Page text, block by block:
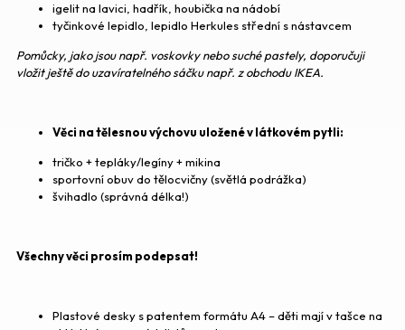
igelit na lavici, hadřík, houbička na nádobí
tyčinkové lepidlo, lepidlo Herkules střední s nástavcem
Pomůcky, jako jsou např. voskovky nebo suché pastely, doporučuji
vložit ještě do uzavíratelného sáčku např. z obchodu IKEA.
Věci na tělesnou výchovu uložené v látkovém pytli:
tričko + tepláky/legíny + mikina
sportovní obuv do tělocvičny (světlá podrážka)
švihadlo (správná délka!)
Všechny věci prosím podepsat!
Plastové desky s patentem formátu A4 – děti mají v tašce na